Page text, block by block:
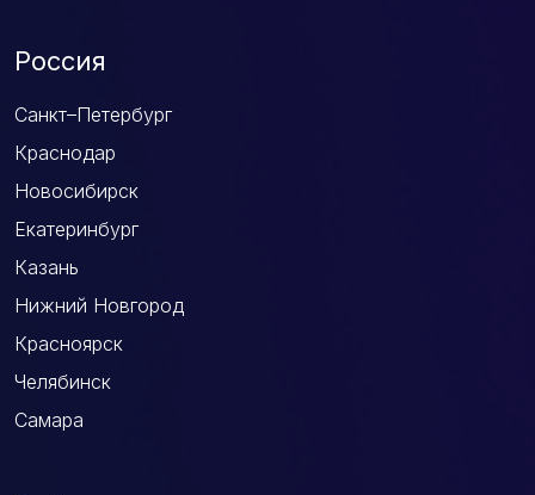
Россия
Санкт–Петербург
Краснодар
Новосибирск
Екатеринбург
Казань
Нижний Новгород
Красноярск
Челябинск
Самара